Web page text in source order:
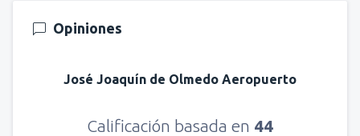
Opiniones
José Joaquín de Olmedo Aeropuerto
Calificación basada en 44